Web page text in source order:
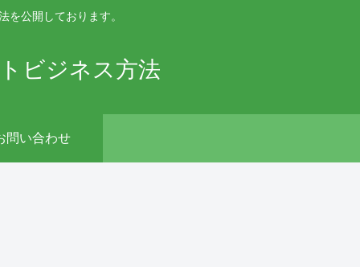
公開しております。
ビジネス方法
問い合わせ